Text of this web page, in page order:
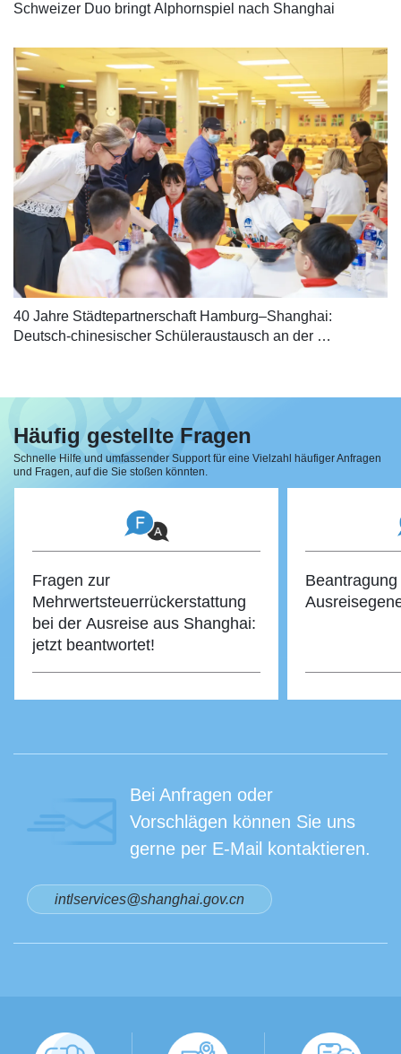
Schweizer Duo bringt Alphornspiel nach Shanghai
40 Jahre Städtepartnerschaft Hamburg–Shanghai:
Deutsch-chinesischer Schüleraustausch an der
Häufig gestellte Fragen
Schnelle Hilfe und umfassender Support für eine Vielzahl häufiger Anfragen
und Fragen, auf die Sie stoßen könnten.
Fragen zur
Mehrwertsteuerrückerstattung
bei der Ausreise aus Shanghai:
jetzt beantwortet!
Bei Anfragen oder
Vorschlägen können Sie uns
gerne per E-Mail kontaktieren.
intlservices@shanghai.gov.cn